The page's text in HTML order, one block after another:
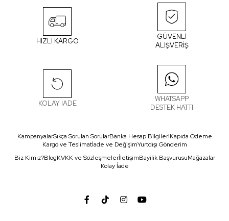
HIZLI KARGO
GÜVENLİ
ALIŞVERİŞ
KOLAY İADE
WHATSAPP
DESTEK HATTI
KampanyalarSıkça Sorulan SorularBanka Hesap BilgileriKapıda Ödeme
Kargo ve Teslimatİade ve DeğişimYurtdışı Gönderim
Biz Kimiz?BlogKVKK ve SözleşmelerİletişimBayilik BaşvurusuMağazalar
Kolay İade